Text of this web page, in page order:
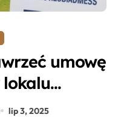
umowę
lip 3, 2025